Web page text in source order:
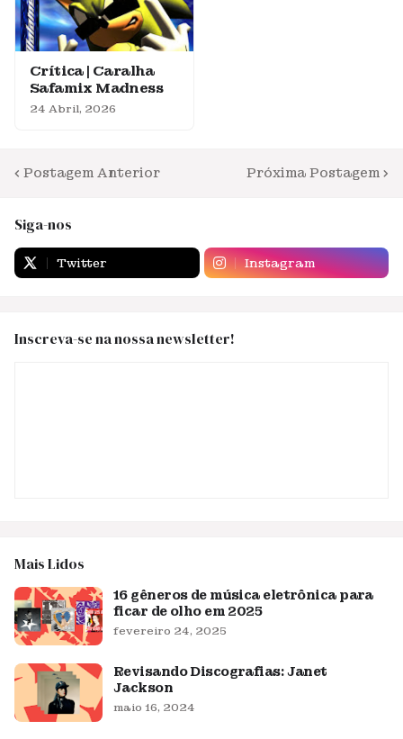
Crítica | Caralha
Safamix Madness
24 Abril, 2026
Postagem Anterior Próxima Postagem
Siga-nos
Twitter Instagram
Inscreva-se na nossa newsletter!
Mais Lidos
16 gêneros de música eletrônica para
ficar de olho em 2025
fevereiro 24, 2025
Revisando Discografias: Janet
Jackson
maio 16, 2024